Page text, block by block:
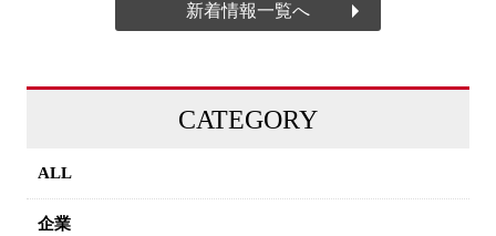
新着情報一覧へ
CATEGORY
ALL
企業